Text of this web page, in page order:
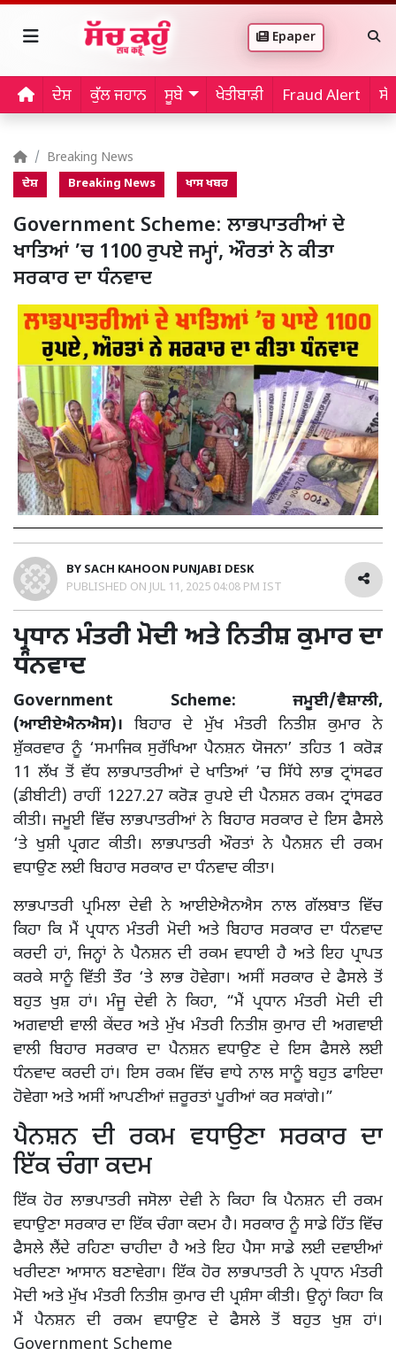
Epaper
ਦੇਸ਼ ਕੁੱਲ ਜਹਾਨ ਸੂਬੇ ਖੇਤੀਬਾੜੀ Fraud Alert
Breaking News
ਦੇਸ਼ Breaking News ਖਾਸ ਖਬਰ
Government Scheme: ਲਾਭਪਾਤਰੀਆਂ ਦੇ
ਖਾਤਿਆਂ ’ਚ 1100 ਰੁਪਏ ਜਮ੍ਹਾਂ, ਔਰਤਾਂ ਨੇ ਕੀਤਾ
ਸਰਕਾਰ ਦਾ ਧੰਨਵਾਦ
BY SACH KAHOON PUNJABI DESK
PUBLISHED ON JUL 11, 2025 04:08 PM IST
ਪ੍ਰਧਾਨ ਮੰਤਰੀ ਮੋਦੀ ਅਤੇ ਨਿਤੀਸ਼ ਕੁਮਾਰ ਦਾ
ਧੰਨਵਾਦ
Government Scheme: ਜਮੂਈ/ਵੈਸ਼ਾਲੀ,
(ਆਈਏਐਨਐਸ)। ਬਿਹਾਰ ਦੇ ਮੁੱਖ ਮੰਤਰੀ ਨਿਤੀਸ਼ ਕੁਮਾਰ ਨੇ
ਸ਼ੁੱਕਰਵਾਰ ਨੂੰ ‘ਸਮਾਜਿਕ ਸੁਰੱਖਿਆ ਪੈਨਸ਼ਨ ਯੋਜਨਾ’ ਤਹਿਤ 1 ਕਰੋੜ
11 ਲੱਖ ਤੋਂ ਵੱਧ ਲਾਭਪਾਤਰੀਆਂ ਦੇ ਖਾਤਿਆਂ ’ਚ ਸਿੱਧੇ ਲਾਭ ਟ੍ਰਾਂਸਫਰ
(ਡੀਬੀਟੀ) ਰਾਹੀਂ 1227.27 ਕਰੋੜ ਰੁਪਏ ਦੀ ਪੈਨਸ਼ਨ ਰਕਮ ਟ੍ਰਾਂਸਫਰ
ਕੀਤੀ। ਜਮੂਈ ਵਿੱਚ ਲਾਭਪਾਤਰੀਆਂ ਨੇ ਬਿਹਾਰ ਸਰਕਾਰ ਦੇ ਇਸ ਫੈਸਲੇ
‘ਤੇ ਖੁਸ਼ੀ ਪ੍ਰਗਟ ਕੀਤੀ। ਲਾਭਪਾਤਰੀ ਔਰਤਾਂ ਨੇ ਪੈਨਸ਼ਨ ਦੀ ਰਕਮ
ਵਧਾਉਣ ਲਈ ਬਿਹਾਰ ਸਰਕਾਰ ਦਾ ਧੰਨਵਾਦ ਕੀਤਾ।
ਲਾਭਪਾਤਰੀ ਪ੍ਰਮਿਲਾ ਦੇਵੀ ਨੇ ਆਈਏਐਨਐਸ ਨਾਲ ਗੱਲਬਾਤ ਵਿੱਚ
ਕਿਹਾ ਕਿ ਮੈਂ ਪ੍ਰਧਾਨ ਮੰਤਰੀ ਮੋਦੀ ਅਤੇ ਬਿਹਾਰ ਸਰਕਾਰ ਦਾ ਧੰਨਵਾਦ
ਕਰਦੀ ਹਾਂ, ਜਿਨ੍ਹਾਂ ਨੇ ਪੈਨਸ਼ਨ ਦੀ ਰਕਮ ਵਧਾਈ ਹੈ ਅਤੇ ਇਹ ਪ੍ਰਾਪਤ
ਕਰਕੇ ਸਾਨੂੰ ਵਿੱਤੀ ਤੌਰ ‘ਤੇ ਲਾਭ ਹੋਵੇਗਾ। ਅਸੀਂ ਸਰਕਾਰ ਦੇ ਫੈਸਲੇ ਤੋਂ
ਬਹੁਤ ਖੁਸ਼ ਹਾਂ। ਮੰਜੂ ਦੇਵੀ ਨੇ ਕਿਹਾ, “ਮੈਂ ਪ੍ਰਧਾਨ ਮੰਤਰੀ ਮੋਦੀ ਦੀ
ਅਗਵਾਈ ਵਾਲੀ ਕੇਂਦਰ ਅਤੇ ਮੁੱਖ ਮੰਤਰੀ ਨਿਤੀਸ਼ ਕੁਮਾਰ ਦੀ ਅਗਵਾਈ
ਵਾਲੀ ਬਿਹਾਰ ਸਰਕਾਰ ਦਾ ਪੈਨਸ਼ਨ ਵਧਾਉਣ ਦੇ ਇਸ ਫੈਸਲੇ ਲਈ
ਧੰਨਵਾਦ ਕਰਦੀ ਹਾਂ। ਇਸ ਰਕਮ ਵਿੱਚ ਵਾਧੇ ਨਾਲ ਸਾਨੂੰ ਬਹੁਤ ਫਾਇਦਾ
ਹੋਵੇਗਾ ਅਤੇ ਅਸੀਂ ਆਪਣੀਆਂ ਜ਼ਰੂਰਤਾਂ ਪੂਰੀਆਂ ਕਰ ਸਕਾਂਗੇ।”
ਪੈਨਸ਼ਨ ਦੀ ਰਕਮ ਵਧਾਉਣਾ ਸਰਕਾਰ ਦਾ
ਇੱਕ ਚੰਗਾ ਕਦਮ
ਇੱਕ ਹੋਰ ਲਾਭਪਾਤਰੀ ਜਸੋਲਾ ਦੇਵੀ ਨੇ ਕਿਹਾ ਕਿ ਪੈਨਸ਼ਨ ਦੀ ਰਕਮ
ਵਧਾਉਣਾ ਸਰਕਾਰ ਦਾ ਇੱਕ ਚੰਗਾ ਕਦਮ ਹੈ। ਸਰਕਾਰ ਨੂੰ ਸਾਡੇ ਹਿੱਤ ਵਿੱਚ
ਫੈਸਲੇ ਲੈਂਦੇ ਰਹਿਣਾ ਚਾਹੀਦਾ ਹੈ ਅਤੇ ਇਹ ਪੈਸਾ ਸਾਡੇ ਲਈ ਦਵਾਈਆਂ
ਖਰੀਦਣਾ ਆਸਾਨ ਬਣਾਵੇਗਾ। ਇੱਕ ਹੋਰ ਲਾਭਪਾਤਰੀ ਨੇ ਪ੍ਰਧਾਨ ਮੰਤਰੀ
ਮੋਦੀ ਅਤੇ ਮੁੱਖ ਮੰਤਰੀ ਨਿਤੀਸ਼ ਕੁਮਾਰ ਦੀ ਪ੍ਰਸ਼ੰਸਾ ਕੀਤੀ। ਉਨ੍ਹਾਂ ਕਿਹਾ ਕਿ
ਮੈਂ ਪੈਨਸ਼ਨ ਦੀ ਰਕਮ ਵਧਾਉਣ ਦੇ ਫੈਸਲੇ ਤੋਂ ਬਹੁਤ ਖੁਸ਼ ਹਾਂ।
Government Scheme